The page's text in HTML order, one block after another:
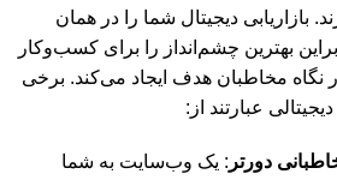
بازاریابی دیجیتال شما را در همان
بهترین چشم‌انداز را برای کسب‌وکار
نگاه مخاطبان هدف ایجاد می‌کند. برخی
عبارتند از:
دورتر : یک وب‌سایت به شما